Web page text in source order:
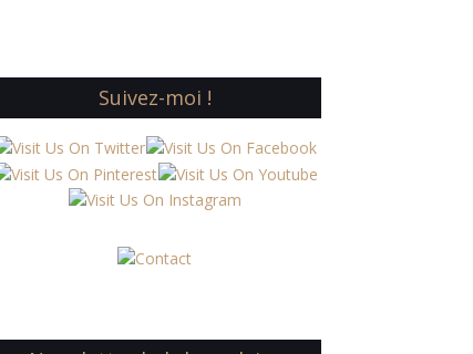
Suivez-moi !